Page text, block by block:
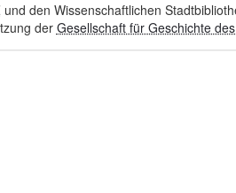
und den Wissenschaftlichen
derGesellschaft für Geschichte